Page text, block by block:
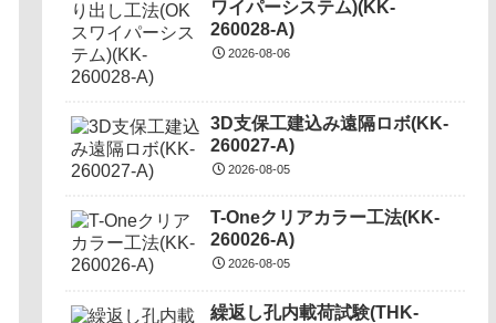
ワイパーシステム)(KK-
260028-A)
2026-08-06
3D支保工建込み遠隔ロボ(KK-
260027-A)
2026-08-05
T-Oneクリアカラー工法(KK-
260026-A)
2026-08-05
繰返し孔内載荷試験(THK-